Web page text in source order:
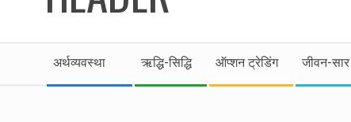
।।
अर्थकाम।।
Secondary
अर्थव्यवस्था ऋद्धि-सिद्धि ऑप्शन ट्रेडिंग जीवन-सार